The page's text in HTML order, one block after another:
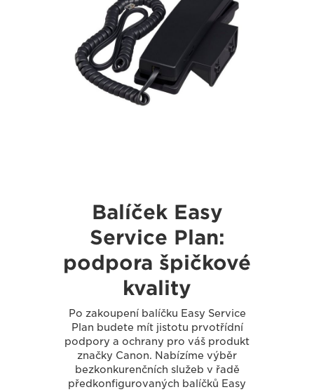
Balíček Easy
Service Plan:
podpora špičkové
kvality
Po zakoupení balíčku Easy Service
Plan budete mít jistotu prvotřídní
podpory a ochrany pro váš produkt
značky Canon. Nabízíme výběr
bezkonkurenčních služeb v řadě
předkonfigurovaných balíčků Easy